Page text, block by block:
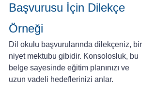
Başvurusu İçin Dilekçe
Örneği
Dil okulu başvurularında dilekçeniz, bir
niyet mektubu gibidir. Konsolosluk, bu
belge sayesinde eğitim planınızı ve
uzun vadeli hedeflerinizi anlar.